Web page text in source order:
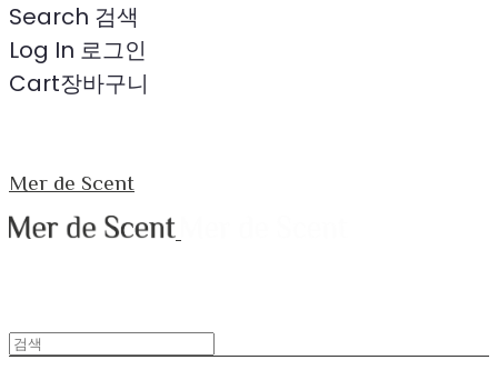
Search 검색
Log In 로그인
Cart장바구니
Mer de Scent